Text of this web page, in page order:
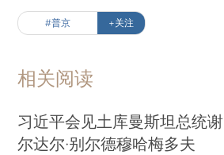
#普京 +关注
相关阅读
习近平会见土库曼斯坦总统谢
尔达尔·别尔德穆哈梅多夫